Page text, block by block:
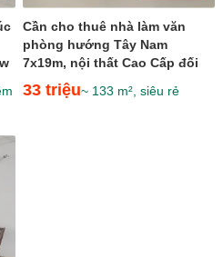
Cần cho thuê nhà làm văn
phòng hướng Tây Nam
7x19m, nội thất Cao Cấp đối
diện Kênh Sông Trăng giá 33...
33 triệu~ 133 m², siêu rẻ